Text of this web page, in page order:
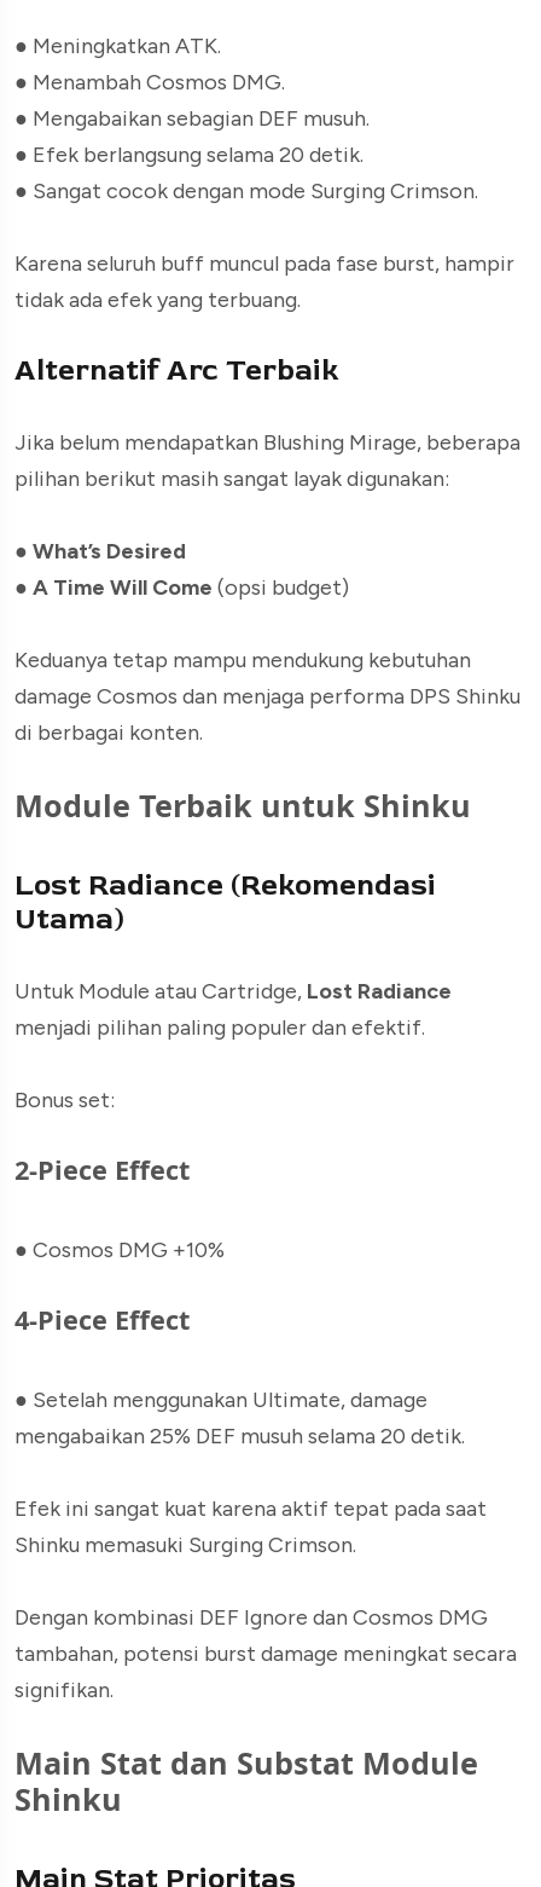
● Meningkatkan ATK.
● Menambah Cosmos DMG.
● Mengabaikan sebagian DEF musuh.
● Efek berlangsung selama 20 detik.
● Sangat cocok dengan mode Surging Crimson.
Karena seluruh buff muncul pada fase burst, hampir
tidak ada efek yang terbuang.
Alternatif Arc Terbaik
Jika belum mendapatkan Blushing Mirage, beberapa
pilihan berikut masih sangat layak digunakan:
● What’s Desired
● A Time Will Come (opsi budget)
Keduanya tetap mampu mendukung kebutuhan
damage Cosmos dan menjaga performa DPS Shinku
di berbagai konten.
Module Terbaik untuk Shinku
Lost Radiance (Rekomendasi
Utama)
Untuk Module atau Cartridge, Lost Radiance
menjadi pilihan paling populer dan efektif.
Bonus set:
2-Piece Effect
● Cosmos DMG +10%
4-Piece Effect
● Setelah menggunakan Ultimate, damage
mengabaikan 25% DEF musuh selama 20 detik.
Efek ini sangat kuat karena aktif tepat pada saat
Shinku memasuki Surging Crimson.
Dengan kombinasi DEF Ignore dan Cosmos DMG
tambahan, potensi burst damage meningkat secara
signifikan.
Main Stat dan Substat Module
Shinku
Main Stat Prioritas